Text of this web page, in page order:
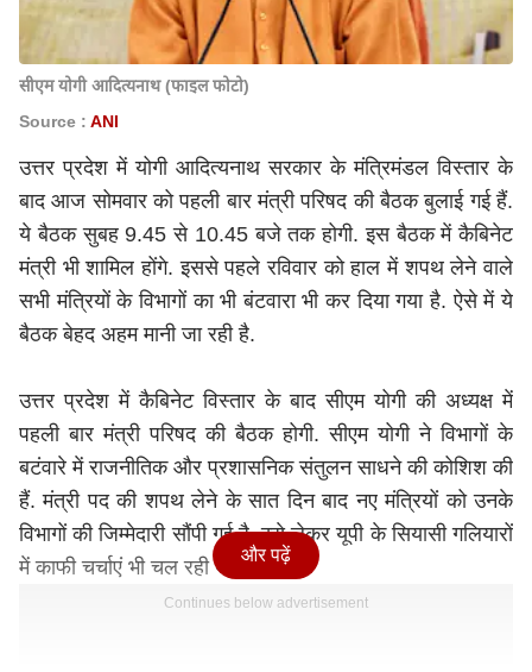
सीएम योगी आदित्यनाथ (फाइल फोटो)
Source : ANI
उत्तर प्रदेश मेंयोगी आदित्यनाथ सरकार के मंत्रिमंडल विस्तार के
बाद आज सोमवार को पहली बार मंत्री परिषद की बैठक बुलाई गई हैं.
ये बैठक सुबह 9.45 से 10.45 बजे तक होगी. इस बैठक में कैबिनेट
मंत्री भी शामिल होंगे. इससे पहले रविवार को हाल में शपथ लेने वाले
सभी मंत्रियों के विभागों का भी बंटवारा भी कर दिया गया है. ऐसे में ये
बैठक बेहद अहम मानी जा रही है.
उत्तर प्रदेश में कैबिनेट विस्तार के बाद सीएम योगी की अध्यक्ष में
पहली बार मंत्री परिषद की बैठक होगी. सीएम योगी ने विभागों के
बटंवारे में राजनीतिक और प्रशासनिक संतुलन साधने की कोशिश की
हैं. मंत्री पद की शपथ लेने के सात दिन बाद नए मंत्रियों को उनके
विभागों की जिम्मेदारी सौंपी गई है. इसे लेकर यूपी के सियासी गलियारों
में काफी चर्चाएं भी चल रही थीं.
Continues below advertisement
और पढ़ें